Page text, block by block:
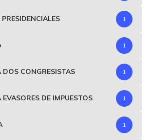
1
1
DOS CONGRESISTAS 1
EVASORES DE IMPUESTOS 1
1